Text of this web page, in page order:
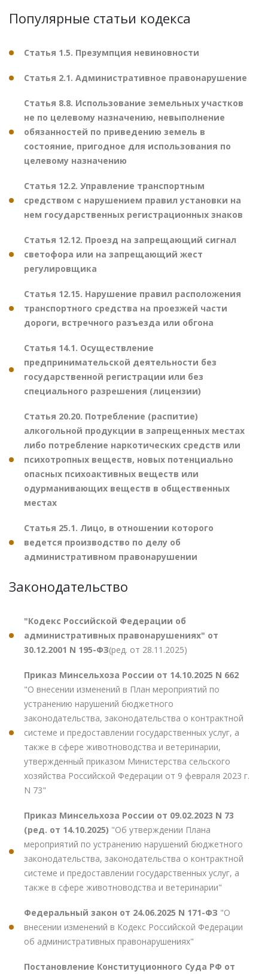
Популярные статьи кодекса
Статья 1.5. Презумпция невиновности
Статья 2.1. Административное правонарушение
Статья 8.8. Использование земельных участков
не по целевому назначению, невыполнение
обязанностей по приведению земель в
состояние, пригодное для использования по
целевому назначению
Статья 12.2. Управление транспортным
средством с нарушением правил установки на
нем государственных регистрационных знаков
Статья 12.12. Проезд на запрещающий сигнал
светофора или на запрещающий жест
регулировщика
Статья 12.15. Нарушение правил расположения
транспортного средства на проезжей части
дороги, встречного разъезда или обгона
Статья 14.1. Осуществление
предпринимательской деятельности без
государственной регистрации или без
специального разрешения (лицензии)
Статья 20.20. Потребление (распитие)
алкогольной продукции в запрещенных местах
либо потребление наркотических средств или
психотропных веществ, новых потенциально
опасных психоактивных веществ или
одурманивающих веществ в общественных
местах
Статья 25.1. Лицо, в отношении которого
ведется производство по делу об
административном правонарушении
Законодательство
"Кодекс Российской Федерации об
административных правонарушениях" от
30.12.2001 N 195-ФЗ(ред. от 28.11.2025)
Приказ Минсельхоза России от 14.10.2025 N 662
"О внесении изменений в План мероприятий по
устранению нарушений бюджетного
законодательства, законодательства о контрактной
системе и предоставлении государственных услуг, а
также в сфере животноводства и ветеринарии,
утвержденный приказом Министерства сельского
хозяйства Российской Федерации от 9 февраля 2023 г.
N 73"
Приказ Минсельхоза России от 09.02.2023 N 73
(ред. от 14.10.2025) "Об утверждении Плана
мероприятий по устранению нарушений бюджетного
законодательства, законодательства о контрактной
системе и предоставлении государственных услуг, а
также в сфере животноводства и ветеринарии"
Федеральный закон от 24.06.2025 N 171-ФЗ "О
внесении изменений в Кодекс Российской Федерации
об административных правонарушениях"
Постановление Конституционного Суда РФ от